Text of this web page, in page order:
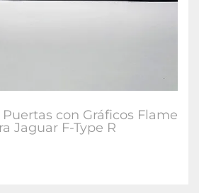
con Gráficos Flame
Jaguar F-Type R